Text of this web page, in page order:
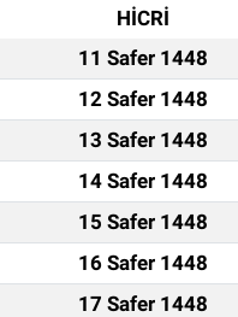
HİCRİ
11 Safer 1448
12 Safer 1448
13 Safer 1448
14 Safer 1448
15 Safer 1448
16 Safer 1448
17 Safer 1448